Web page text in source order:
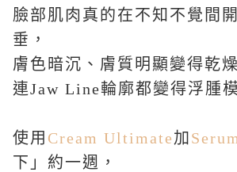
臉部肌肉真的在不知不覺間
垂，
膚色暗沉、膚質明顯變得乾
連Jaw Line輪廓都變得浮腫
使用 Cream Ultimate加
下」約一週，